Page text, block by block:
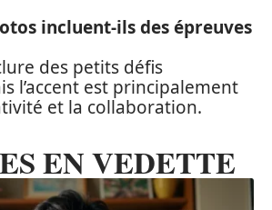
incluent-ils des épreuves
des petits défis
l’accent est principalement
et la collaboration.
EN VEDETTE